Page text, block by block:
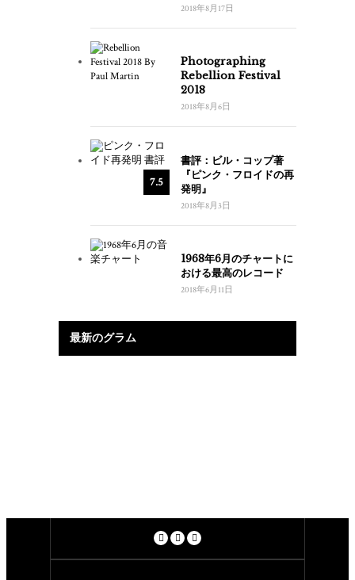
2018年8月17日
Photographing
Rebellion Festival
2018
2018年8月6日
7.5
書評：ビル・コップ著
『ピンク・フロイドの再
発明』
2018年8月3日
1968年6月のチャートに
おける最高のレコード
2018年6月11日
最新のグラム